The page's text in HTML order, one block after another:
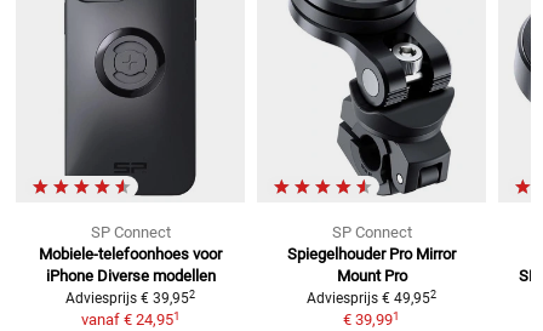
SP Connect
Mobiele-telefoonhoes voor
iPhone Diverse modellen
Adviesprijs € 39,952
vanaf € 24,951
SP Connect
Spiegelhouder Pro Mirror
Mount Pro
Adviesprijs € 49,952
€ 39,991